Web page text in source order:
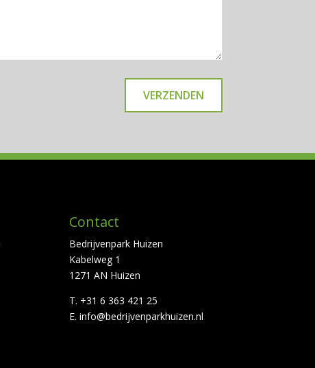
Contact
Bedrijvenpark Huizen
Kabelweg 1
1271 AN Huizen
T. +31 6 363 421 25
E.info@bedrijvenparkhuizen.nl